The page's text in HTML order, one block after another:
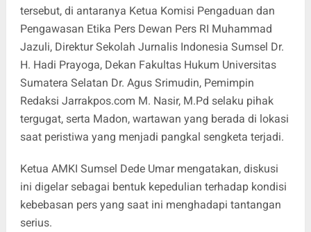
tersebut, di antaranya Ketua Komisi Pengaduan dan
Pengawasan Etika Pers Dewan Pers RI Muhammad
Jazuli, Direktur Sekolah Jurnalis Indonesia Sumsel Dr.
H. Hadi Prayoga, Dekan Fakultas Hukum Universitas
Sumatera Selatan Dr. Agus Srimudin, Pemimpin
Redaksi Jarrakpos.com M. Nasir, M.Pd selaku pihak
tergugat, serta Madon, wartawan yang berada di lokasi
saat peristiwa yang menjadi pangkal sengketa terjadi.
Ketua AMKI Sumsel Dede Umar mengatakan, diskusi
ini digelar sebagai bentuk kepedulian terhadap kondisi
kebebasan pers yang saat ini menghadapi tantangan
serius.